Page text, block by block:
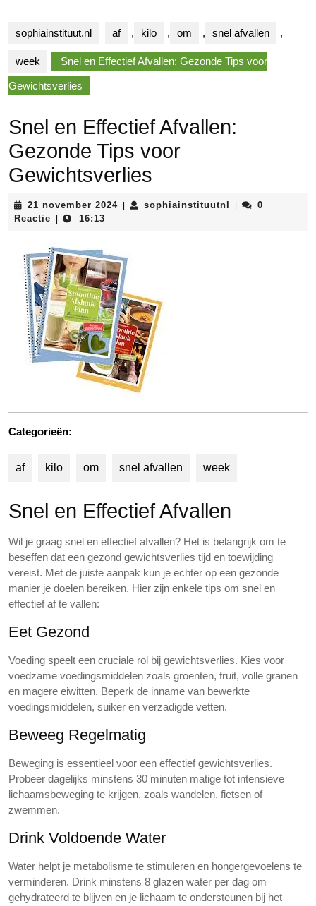
sophiainstituut.nl af , kilo , om , snel afvallen ,
week Snel en Effectief Afvallen: Gezonde Tips voor
Gewichtsverlies
Snel en Effectief Afvallen:
Gezonde Tips voor
Gewichtsverlies
21 november 202421
sophiainstituutnl sophiainstituutnl
0
Reactie
16:13
Categorieën:
af kilo om snel afvallen week
Snel en Effectief Afvallen
Wil je graag snel en effectief afvallen? Het is belangrijk om te
beseffen dat een gezond gewichtsverlies tijd en toewijding
vereist. Met de juiste aanpak kun je echter op een gezonde
manier je doelen bereiken. Hier zijn enkele tips om snel en
effectief af te vallen:
Eet Gezond
Voeding speelt een cruciale rol bij gewichtsverlies. Kies voor
voedzame voedingsmiddelen zoals groenten, fruit, volle granen
en magere eiwitten. Beperk de inname van bewerkte
voedingsmiddelen, suiker en verzadigde vetten.
Beweeg Regelmatig
Beweging is essentieel voor een effectief gewichtsverlies.
Probeer dagelijks minstens 30 minuten matige tot intensieve
lichaamsbeweging te krijgen, zoals wandelen, fietsen of
zwemmen.
Drink Voldoende Water
Water helpt je metabolisme te stimuleren en hongergevoelens te
verminderen. Drink minstens 8 glazen water per dag om
gehydrateerd te blijven en je lichaam te ondersteunen bij het